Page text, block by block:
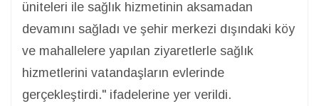
üniteleri ile sağlık hizmetinin aksamadan
devamını sağladı ve şehir merkezi dışındaki köy
ve mahallelere yapılan ziyaretlerle sağlık
hizmetlerini vatandaşların evlerinde
gerçekleştirdi." ifadelerine yer verildi.